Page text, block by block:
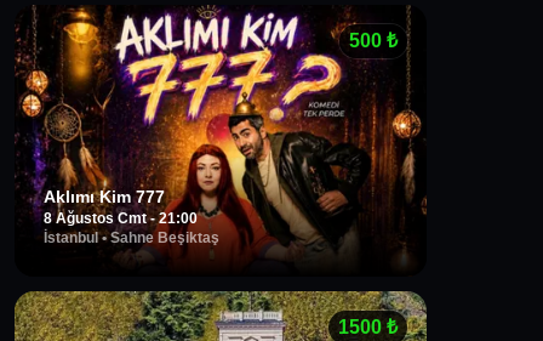
500₺
Aklımı Kim 777
8 Ağustos Cmt - 21:00
İstanbul•Sahne Beşiktaş
1500₺